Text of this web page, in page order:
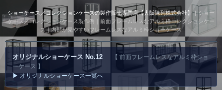
ショーケース／コレクションケースの製作販売専門店【大阪陳列株式会社】｜ショー
ケース／コレクションケース製作例｜前面フレームレスなアルミ枠コレクションケー
ス｜内部が見やすいフレームレスなアルミ枠ショーケース
オリジナルショーケース No.12
【 前面フレームレスなアルミ枠ショ
ーケース 】
▶ オリジナルショーケース一覧へ